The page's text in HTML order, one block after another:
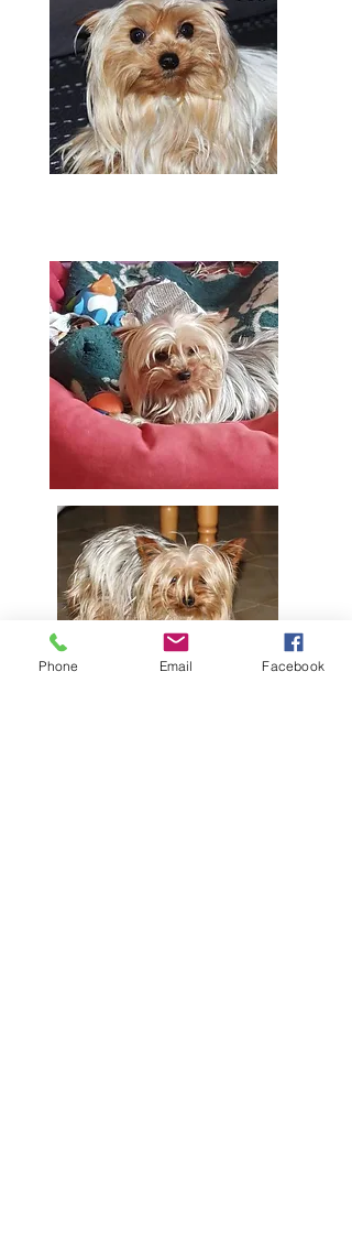
Phone Email Facebook